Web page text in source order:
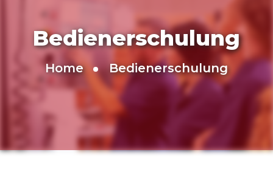
Bedienerschulung
Home Bedienerschulung